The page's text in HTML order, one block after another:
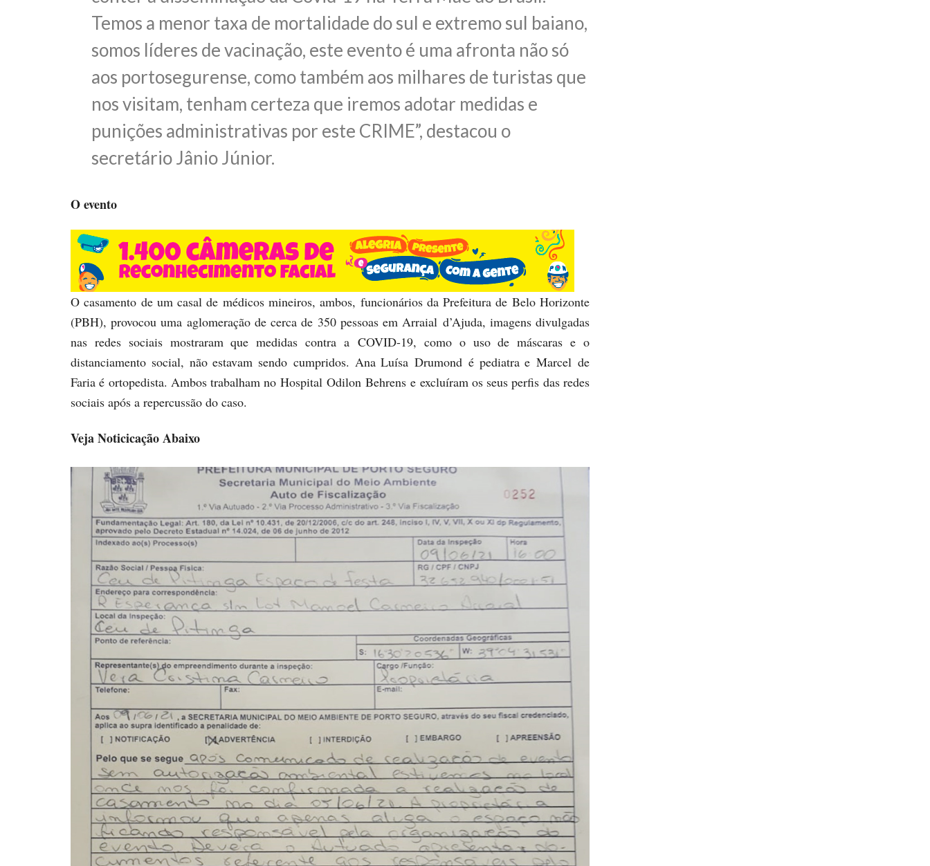
Temos a menor taxa de mortalidade do sul e extremo sul baiano,
somos líderes de vacinação, este evento é uma afronta não só
aos portosegurense, como também aos milhares de turistas que
nos visitam, tenham certeza que iremos adotar medidas e
punições administrativas por este CRIME”, destacou o
secretário Jânio Júnior.
O evento
O casamento de um casal de médicos mineiros, ambos, funcionários da Prefeitura de Belo Horizonte
(PBH), provocou uma aglomeração de cerca de 350 pessoas em Arraial d’Ajuda, imagens divulgadas
nas redes sociais mostraram que medidas contra a COVID-19, como o uso de máscaras e o
distanciamento social, não estavam sendo cumpridos. Ana Luísa Drumond é pediatra e Marcel de
Faria é ortopedista. Ambos trabalham no Hospital Odilon Behrens e excluíram os seus perfis das redes
sociais após a repercussão do caso.
Veja Noticicação Abaixo